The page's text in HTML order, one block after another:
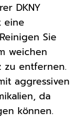
DKNY
eine
Sie
weichen
zu entfernen.
aggressiven
da
können.